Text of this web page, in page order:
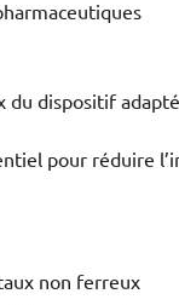
du dispositif
pour réduire
non ferreux